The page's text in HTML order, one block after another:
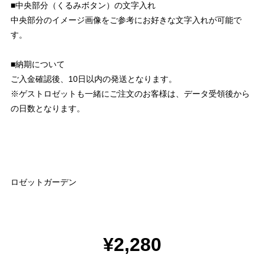
■中央部分（くるみボタン）の文字入れ
中央部分のイメージ画像をご参考にお好きな文字入れが可能で
す。
■納期について
ご入金確認後、10日以内の発送となります。
※ゲストロゼットも一緒にご注文のお客様は、データ受領後から
の日数となります。
ロゼットガーデン
¥2,280